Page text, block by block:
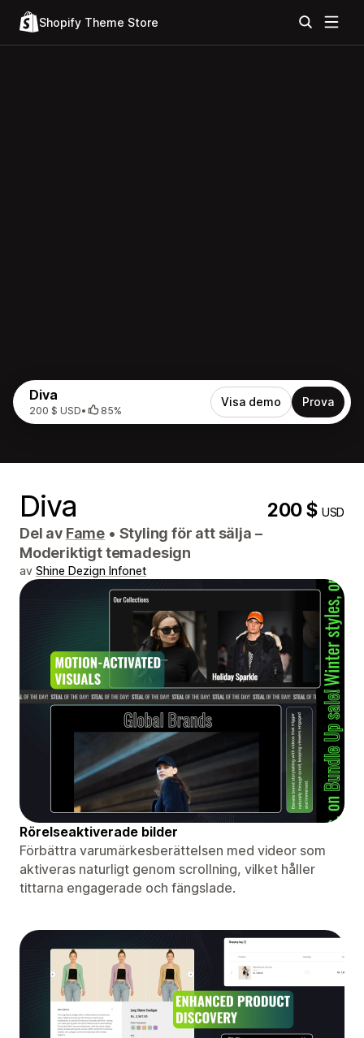
Shopify Theme Store
Diva
200 $ USD• 85%
Visa demo Prova
Diva 200 $USD
Del av Fame • Styling för att sälja –
Moderiktigt temadesign
av Shine Dezign Infonet
Rörelseaktiverade bilder
Förbättra varumärkesberättelsen med videor som
aktiveras naturligt genom scrollning, vilket håller
tittarna engagerade och fängslade.